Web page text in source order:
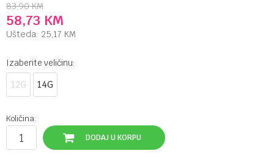
83,90 KM
58,73 KM
Ušteda: 25,17 KM
Izaberite veličinu:
12G 14G
Količina:
DODAJ U KORPU